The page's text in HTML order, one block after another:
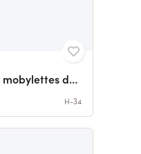
Barrolex - Inspiré des mobylettes des années 70
H-34